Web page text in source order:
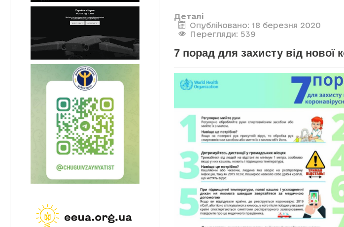
Деталі
Опубліковано: 18 березня 2020
Перегляди: 539
7 порад для захисту від нової